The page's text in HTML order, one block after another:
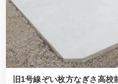
旧1号線ぞい枚方なぎさ高